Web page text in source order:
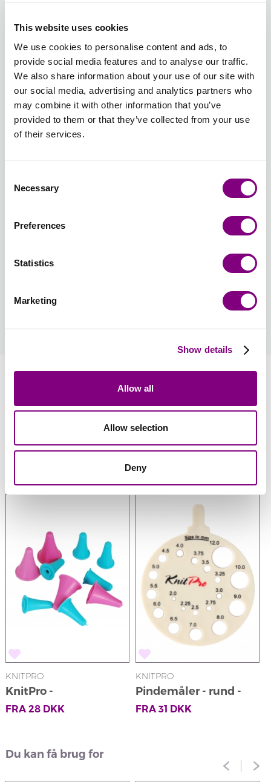
This website uses cookies
We use cookies to personalise content and ads, to
provide social media features and to analyse our traffic.
We also share information about your use of our site with
our social media, advertising and analytics partners who
may combine it with other information that you’ve
provided to them or that they’ve collected from your use
of their services.
Selection
Necessary
Preferences
Statistics
Marketing
Show details
Allow all
Allow selection
Deny
DENIM DENIM GRØN
Udsolgt
392 -
NØDDEBRUN
393 -
MULDVARP
394 -
GUL/ORANGE
PRINT
395 -
ROSA/ORANGE
PRINT
396 -
TURKIS/LILLA
PRINT
GRØN/
PRINT
395 - ROSA/ORANGE
PRINT
Udsolgt
Ønsker du et bestemt batchnummer, kan du vælge det her
SEND MIG EN MAIL, NÅR PRODUKTET ER PÅ LAGER IGEN!
Hvordan bliver man medlem?
Information
Anmeldelser
KNITPRO
KnitPro -
Pindebeskyttere
FRA 28DKK
KNITPRO
Pindemåler - rund -
beige
FRA 31 DKK
Du kan få brug for